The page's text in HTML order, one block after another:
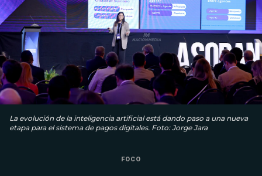
La evolución de la inteligencia artificial está dando paso a una nueva
etapa para el sistema de pagos digitales. Foto: Jorge Jara
FOCO